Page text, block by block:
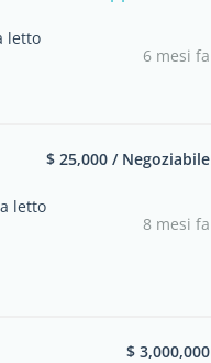
letto
6 mesi fa
$ 25,000 / Negoziabile
letto
8 mesi fa
$ 3,000,000